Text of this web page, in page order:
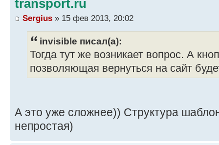
transport.ru
Sergius » 15 фев 2013, 20:02
invisible писал(а):
Тогда тут же возникает вопрос. А
позволяющая вернуться на сайт
А это уже сложнее)) Структура
непростая)